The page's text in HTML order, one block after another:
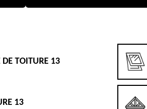
DE TOITURE 13
13